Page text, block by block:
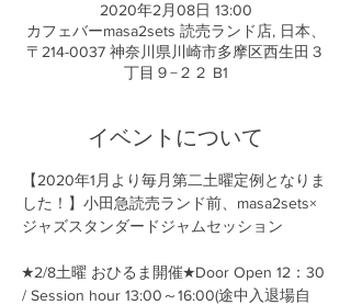
2020年2月08日 13:00
カフェバーmasa2sets 読売ランド店, 日本、
〒214-0037 神奈川県川崎市多摩区西生田３
丁目９−２２ B1
イベントについて
【2020年1月より毎月第二土曜定例となりま
した！】小田急読売ランド前、masa2sets×
★2/8土曜 おひるま開催★Door Open 12：30
/ Session hour 13:00～16:00(途中入退場自